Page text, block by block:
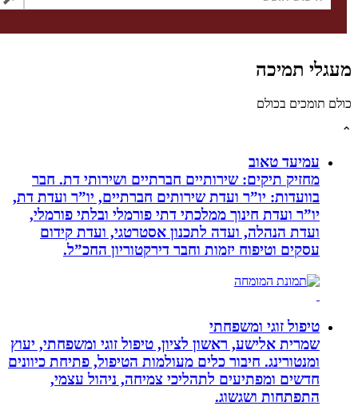
תמיכה
בכולם
עמיעד טאוב
מחזיק תיקים: שירותיים חברתיים ושירותי דת. חבר
בוועדות: יו”ר ועדת שירותים חברתיים, יו”ר ועדת דת,
יו”ר ועדת חינוך ממלכתי דתי פורמלי ובלתי פורמלי,
ועדת הנהלה, ועדה לתכנון אסטרטגי, ועדת קידום
עסקים וטיפוח יזמות וחבר דירקטוריון החכ”ל.
טיפול זוגי ומשפחתי
שמרית אלישע, ראשון לציון, טיפול זוגי ומשפחתי, יעוץ
ומנטורינג. חיבור כלים מעולמות הטיפול, פתיחת כיוונים
חדשים ומפתיעים לתהליכי צמיחה, ניהול עצמי,
התפתחות ושגשוג.